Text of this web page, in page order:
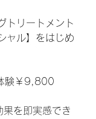
トリートメント
ャル】をはじめ
験￥9,800
を即実感でき